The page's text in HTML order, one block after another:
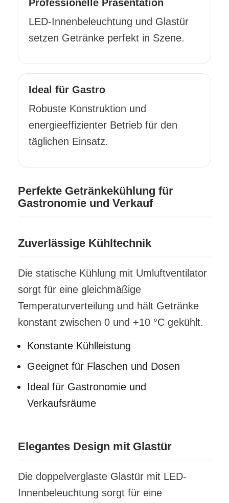
Professionelle Präsentation
LED-Innenbeleuchtung und Glastür
setzen Getränke perfekt in Szene.
Ideal für Gastro
Robuste Konstruktion und
energieeffizienter Betrieb für den
täglichen Einsatz.
Perfekte Getränkekühlung für
Gastronomie und Verkauf
Zuverlässige Kühltechnik
Die statische Kühlung mit Umluftventilator
sorgt für eine gleichmäßige
Temperaturverteilung und hält Getränke
konstant zwischen 0 und +10 °C gekühlt.
Konstante Kühlleistung
Geeignet für Flaschen und Dosen
Ideal für Gastronomie und
Verkaufsräume
Elegantes Design mit Glastür
Die doppelverglaste Glastür mit LED-
Innenbeleuchtung sorgt für eine